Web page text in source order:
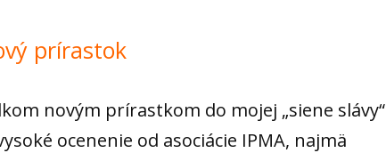
prírastok
novým prírastkom do mojej „siene slávy“
ocenenie od asociácie IPMA, najmä